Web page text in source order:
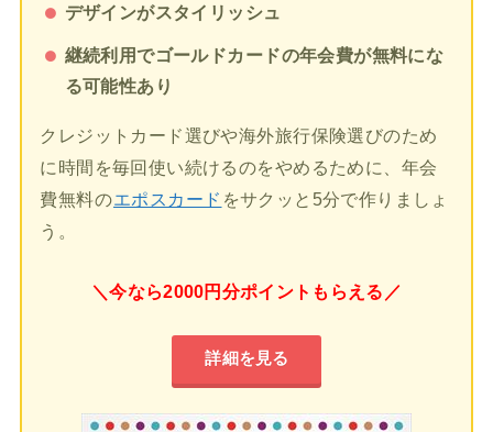
デザインがスタイリッシュ
継続利用でゴールドカードの年会費が無料にな
る可能性あり
クレジットカード選びや海外旅行保険選びのため
に時間を毎回使い続けるのをやめるために、年会
費無料のエポスカード をサクッと5分で作りましょ
う。
＼今なら2000円分ポイントもらえる／
詳細を見る